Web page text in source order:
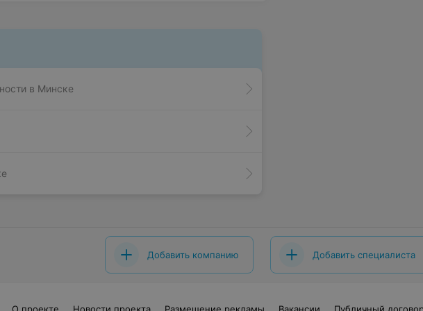
в Минске
Добавить компанию Добавить специалиста